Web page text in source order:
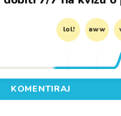
lol! aww
KOMENTIRAJ